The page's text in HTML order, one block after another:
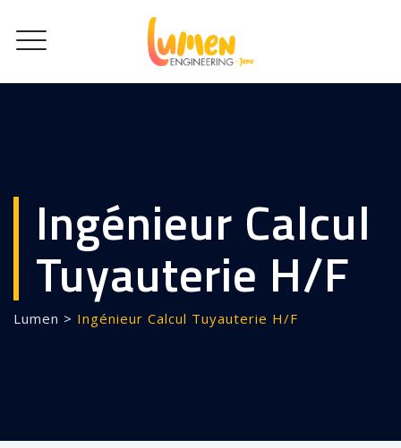
Ingénieur Calcul
Tuyauterie H/F
Lumen > Ingénieur Calcul Tuyauterie H/F